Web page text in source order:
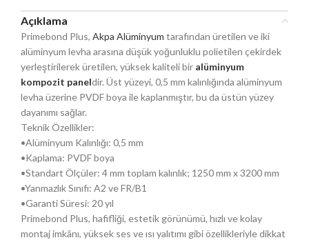
Açıklama
Primebond Plus, Akpa Alüminyum tarafından üretilen ve iki
alüminyum levha arasına düşük yoğunluklu polietilen çekirdek
yerleştirilerek üretilen, yüksek kaliteli bir alüminyum
kompozit paneldir. Üst yüzeyi, 0,5 mm kalınlığında alüminyum
levha üzerine PVDF boya ile kaplanmıştır, bu da üstün yüzey
dayanımı sağlar.
Teknik Özellikler:
•Alüminyum Kalınlığı: 0,5 mm
•Kaplama: PVDF boya
•Standart Ölçüler: 4 mm toplam kalınlık; 1250 mm x 3200 mm
•Yanmazlık Sınıfı: A2 ve FR/B1
•Garanti Süresi: 20 yıl
Primebond Plus, hafifliği, estetik görünümü, hızlı ve kolay
montaj imkânı, yüksek ses ve ısı yalıtımı gibi özellikleriyle dikkat